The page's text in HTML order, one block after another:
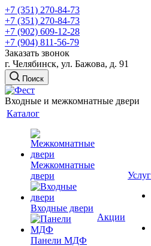
+7 (351) 270-84-73
+7 (351) 270-84-73
+7 (902) 609-12-28
+7 (904) 811-56-79
Заказать звонок
г. Челябинск, ул. Бажова, д. 91
Поиск
Входные и межкомнатные двери
Каталог
Межкомнатные
двери
Входные двери
Панели МДФ
Акции